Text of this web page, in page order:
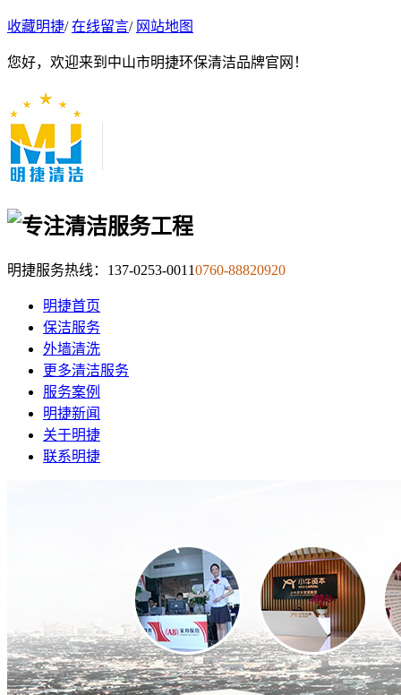
收藏明捷/在线留言/ 网站地图
您好，欢迎来到中山市明捷环保清洁品牌官网！
明捷服务热线： 137-0253-00110760-88820920
明捷首页
保洁服务
外墙清洗
更多清洁服务
服务案例
明捷新闻
关于明捷
联系明捷